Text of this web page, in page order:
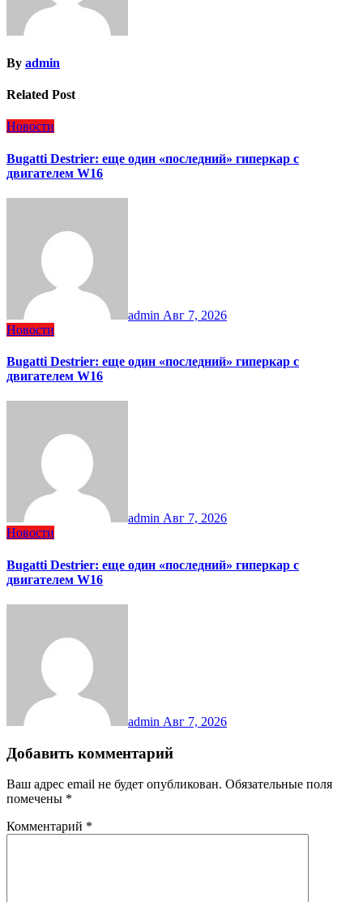
By admin
Related Post
Новости
Bugatti Destrier: еще один «последний» гиперкар с
двигателем W16
admin Авг 7, 2026
Новости
Bugatti Destrier: еще один «последний» гиперкар с
двигателем W16
admin Авг 7, 2026
Новости
Bugatti Destrier: еще один «последний» гиперкар с
двигателем W16
admin Авг 7, 2026
Добавить комментарий
Ваш адрес email не будет опубликован. Обязательные поля
помечены *
Комментарий *